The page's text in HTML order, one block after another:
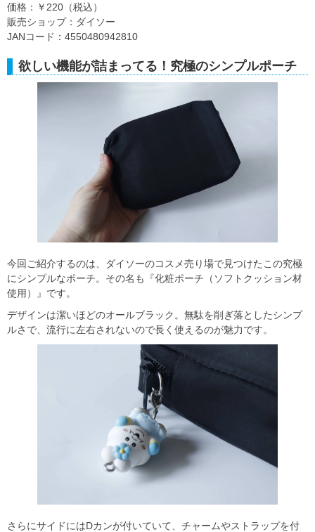
価格：￥220（税込）
販売ショップ：ダイソー
JANコード：4550480942810
欲しい機能が詰まってる！究極のシンプルポーチ
今回ご紹介するのは、ダイソーのコスメ売り場で見つけたこの究極
にシンプルなポーチ。その名も『化粧ポーチ（ソフトクッション材
使用）』です。
デザインは潔いほどのオールブラック。無駄を削ぎ落としたシンプ
ルさで、流行に左右されないので長く使えるのが魅力です。
さらにサイドにはDカンが付いていて、チャームやストラップを付